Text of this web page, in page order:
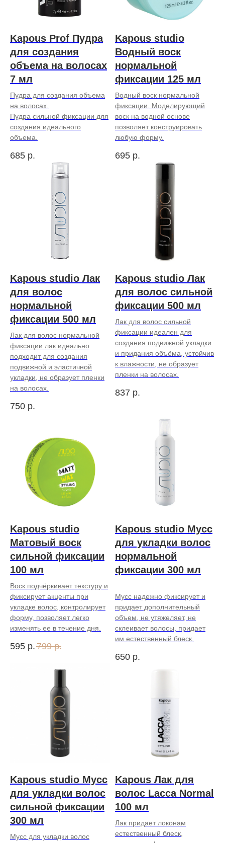
Kapous Prof Пудра
для создания
объема на волосах
7 мл
Пудра для создания объема
на волосах.
Пудра сильной фиксации для
создания идеального
объема.
685 р.
Kapous studio
Водный воск
нормальной
фиксации 125 мл
Водный воск нормальной
фиксации. Моделирующий
воск на водной основе
позволяет конструировать
любую форму.
695 р.
Kapous studio Лак
для волос
нормальной
фиксации 500 мл
Лак для волос нормальной
фиксации лак идеально
подходит для создания
подвижной и эластичной
укладки, не образует пленки
на волосах.
750 р.
Kapous studio Лак
для волос сильной
фиксации 500 мл
Лак для волос сильной
фиксации идеален для
создания подвижной укладки
и придания объёма, устойчив
к влажности, не образует
пленки на волосах.
837 р.
Kapous studio
Матовый воск
сильной фиксации
100 мл
Воск подчёркивает текстуру и
фиксирует акценты при
укладке волос, контролирует
форму, позволяет легко
изменять ее в течение дня.
595 р. 799 р.
Kapous studio Мусс
для укладки волос
нормальной
фиксации 300 мл
Мусс надежно фиксирует и
придает дополнительный
объем, не утяжеляет, не
склеивает волосы, придает
им естественный блеск.
650 р.
Kapous studio Мусс
для укладки волос
сильной фиксации
300 мл
Мусс для укладки волос
Kapous Лак для
волос Lacca Normal
100 мл
Лак придает локонам
естественный блеск,